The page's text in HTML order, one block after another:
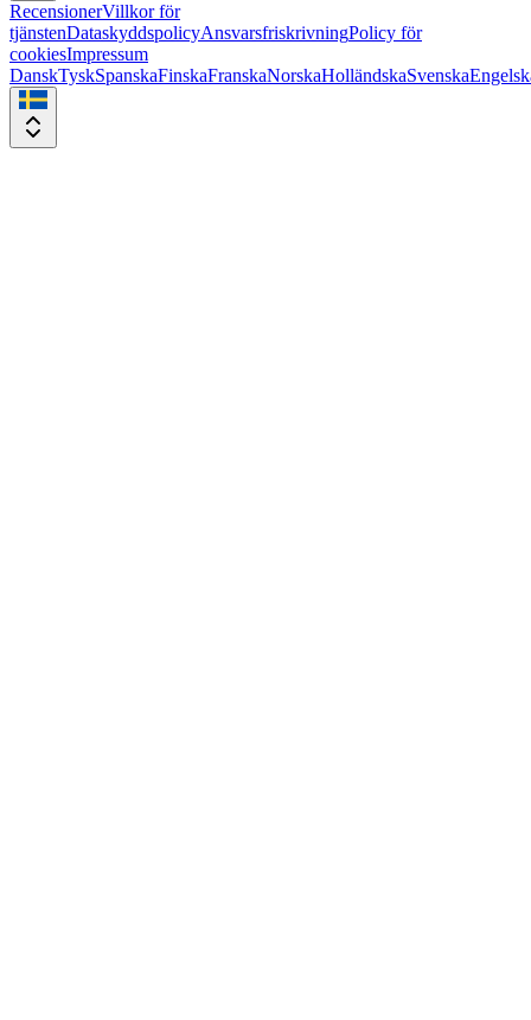
RecensionerVillkor för
tjänstenDataskyddspolicyAnsvarsfriskrivningPolicy för
cookiesImpressum
DanskTyskSpanskaFinskaFranskaNorskaHolländskaSvenska